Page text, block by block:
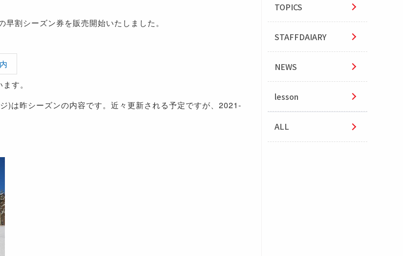
割シーズン券を販売開始いたしました。
す。
)は昨シーズンの内容です。近々更新される予定ですが、2021-
TOPICS
STAFFDAIARY
NEWS
lesson
ALL